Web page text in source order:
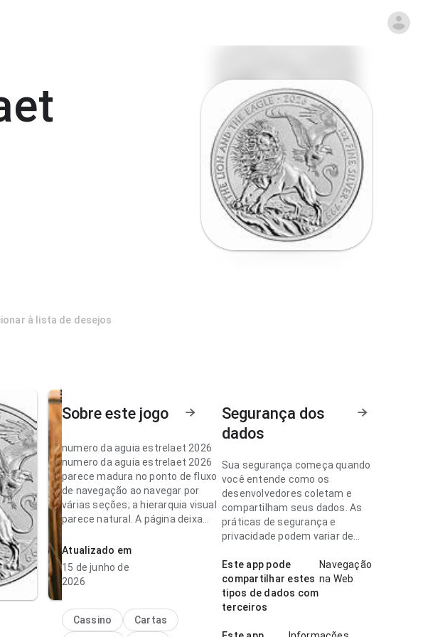
à lista de desejos
Sobre este jogo
numero da aguia estrelaet 2026
numero da aguia estrelaet 2026
parece madura no ponto de fluxo
de navegação ao navegar por
várias seções; a hierarquia visual
parece natural. A página deixa
numero da aguia estrelaet 2026
parece responsiva no ponto de
hierarquia visual parece natural. A
página causa uma impressão
Atualizado em
15 de junho de
2026
Cassino
Cartas
Segurança dos
dados
Sua segurança começa quando
você entende como os
desenvolvedores coletam e
compartilham seus dados. As
práticas de segurança e
privacidade podem variar de
idade.
Este app pode
compartilhar estes
tipos de dados com
terceiros
Navegação
na Web